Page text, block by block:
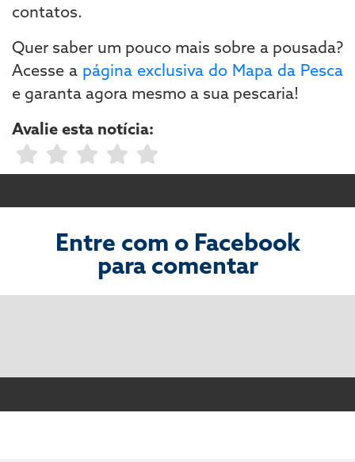
contatos.
Quer saber um pouco mais sobre a pousada?
Acesse a página exclusiva do Mapa da Pesca
e garanta agora mesmo a sua pescaria!
Avalie esta notícia:
Entre com o Facebook
para comentar